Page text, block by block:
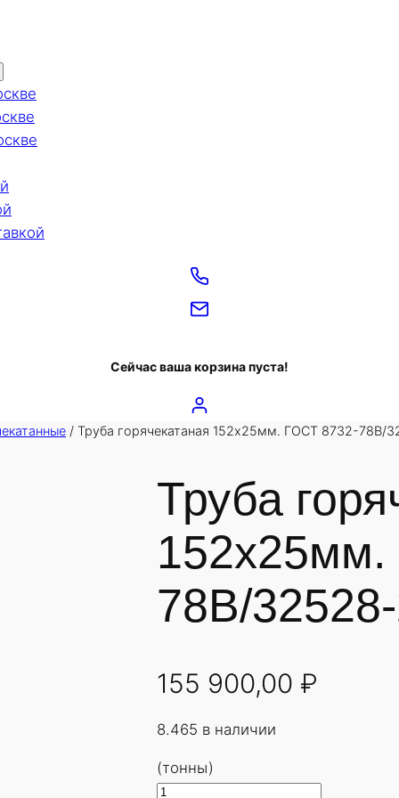
Сейчас ваша корзина пуста!
/ Труба горячекатаная 152х25мм. ГОСТ 8732-78В/
Труба
78В/
155 900,00 ₽
8.465 в наличии
(тонны)
К